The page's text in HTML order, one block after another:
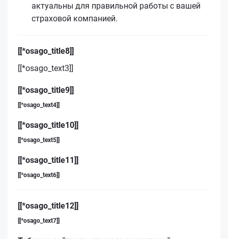
актуальны для правильной работы с вашей
страховой компанией.
[[*osago_title8]]
[[*osago_text3]]
[[*osago_title9]]
[[*osago_text4]]
[[*osago_title10]]
[[*osago_text5]]
[[*osago_title11]]
[[*osago_text6]]
[[*osago_title12]]
[[*osago_text7]]